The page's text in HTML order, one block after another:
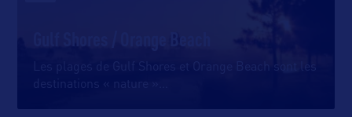
Les plages de Gulf Shores et Orange Beach sont les
destinations « nature »